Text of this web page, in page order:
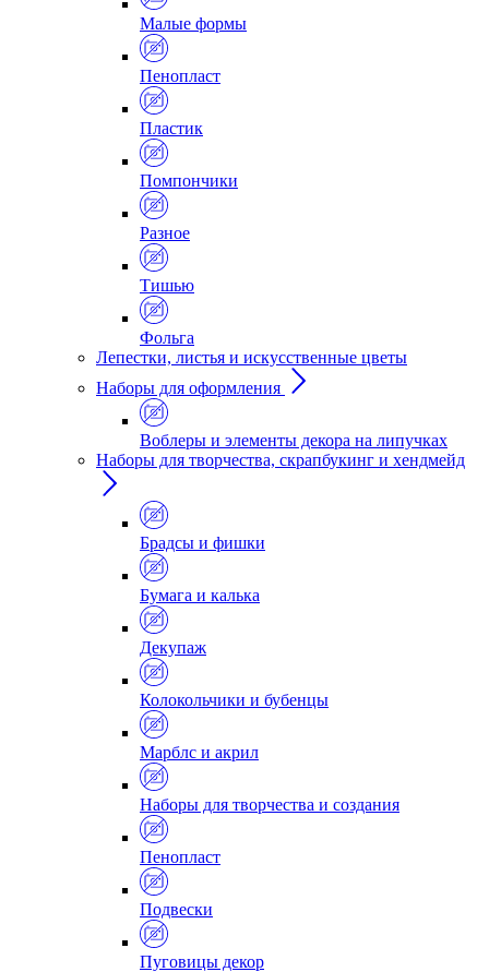
Малые формы
Пенопласт
Пластик
Помпончики
Разное
Тишью
Фольга
Лепестки, листья и искусственные цветы
Наборы для оформления
Воблеры и элементы декора на липучках
Наборы для творчества, скрапбукинг и хендмейд
Брадсы и фишки
Бумага и калька
Декупаж
Колокольчики и бубенцы
Марблс и акрил
Наборы для творчества и создания
Пенопласт
Подвески
Пуговицы декор